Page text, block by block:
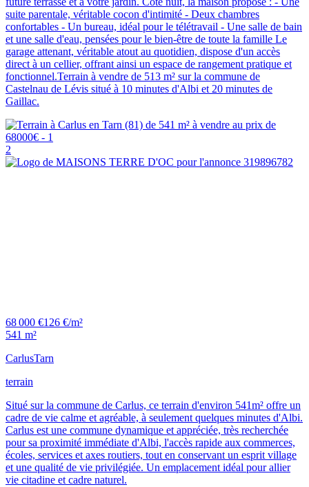
suite parentale, véritable cocon d'intimité - Deux chambres
confortables - Un bureau, idéal pour le télétravail - Une salle de bain
et une salle d'eau, pensées pour le bien-être de toute la famille Le
garage attenant, véritable atout au quotidien, dispose d'un accès
direct à un cellier, offrant ainsi un espace de rangement pratique et
fonctionnel.Terrain à vendre de 513 m² sur la commune de
Castelnau de Lévis situé à 10 minutes d'Albi et 20 minutes de
Gaillac.
2
68 000 €126 €/m²
541 m²
CarlusTarn
terrain
Situé sur la commune de Carlus, ce terrain d'environ 541m² offre un
cadre de vie calme et agréable, à seulement quelques minutes d'Albi.
Carlus est une commune dynamique et appréciée, très recherchée
pour sa proximité immédiate d'Albi, l'accès rapide aux commerces,
écoles, services et axes routiers, tout en conservant un esprit village
et une qualité de vie privilégiée. Un emplacement idéal pour allier
vie citadine et cadre naturel.